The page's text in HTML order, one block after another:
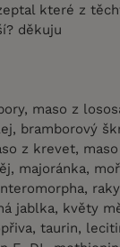
které z
děkuju
maso z
bramborový
z krevet,
majoránka,
jablka, květy
taurin,